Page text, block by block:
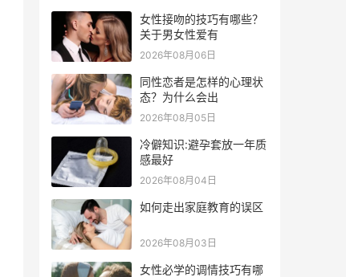
女性接吻的技巧有哪些？
关于男女性爱有
2026年08月06日
同性恋者是怎样的心理状
态？为什么会出
2026年08月05日
冷僻知识:避孕套放一年质
感最好
2026年08月04日
如何走出家庭教育的误区
2026年08月03日
女性必学的调情技巧有哪